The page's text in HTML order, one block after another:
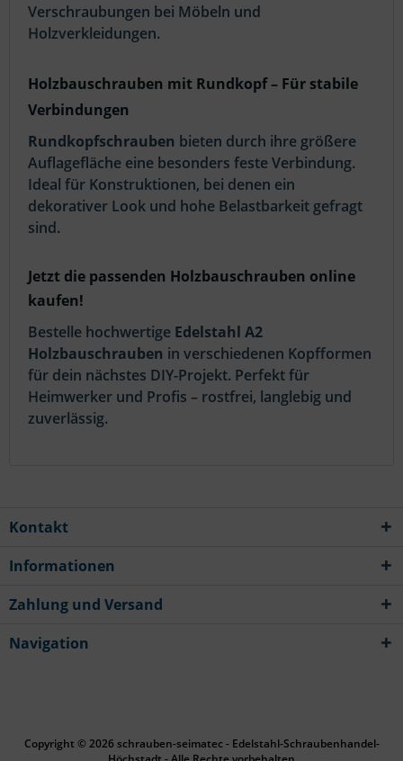
Verschraubungen bei Möbeln und
Holzverkleidungen.
Holzbauschrauben mit Rundkopf – Für stabile
Verbindungen
Rundkopfschrauben bieten durch ihre größere
Auflagefläche eine besonders feste Verbindung.
Ideal für Konstruktionen, bei denen ein
dekorativer Look und hohe Belastbarkeit gefragt
sind.
Jetzt die passenden Holzbauschrauben online
kaufen!
Bestelle hochwertige Edelstahl A2
Holzbauschrauben in verschiedenen Kopfformen
für dein nächstes DIY-Projekt. Perfekt für
Heimwerker und Profis – rostfrei, langlebig und
zuverlässig.
Kontakt
Informationen
Zahlung und Versand
Navigation
Copyright © 2026 schrauben-seimatec - Edelstahl-Schraubenhandel-